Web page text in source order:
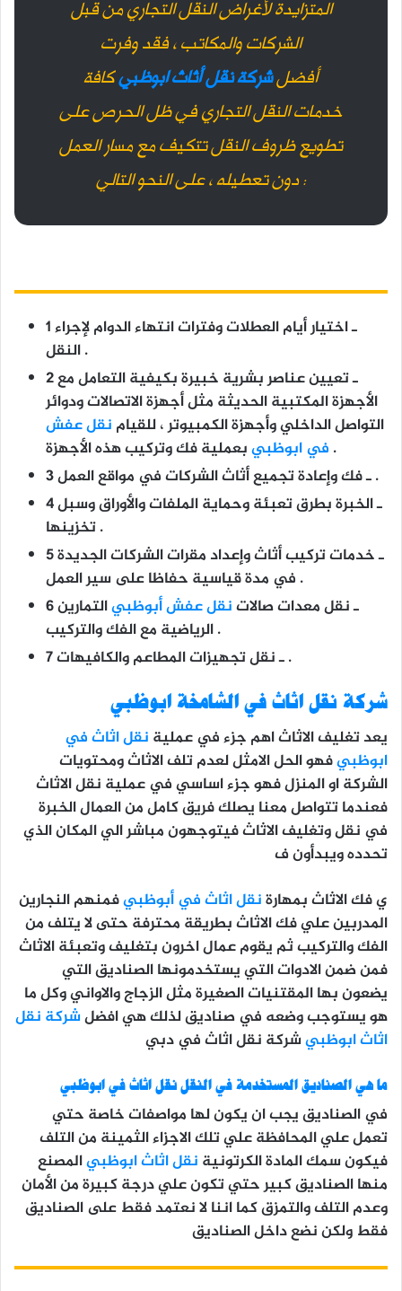
المتزايدة لأغراض النقل التجاري من قبل
الشركات والمكاتب ، فقد وفرت
أفضلشركة نقل أثاث ابوظبيكافة
خدمات النقل التجاري في ظل الحرص على
تطويع ظروف النقل تتكيف مع مسار العمل
دون تعطيله ، على النحو التالي :
1 ـ اختيار أيام العطلات وفترات انتهاء الدوام لإجراء
النقل .
2 ـ تعيين عناصر بشرية خبيرة بكيفية التعامل مع
الأجهزة المكتبية الحديثة مثل أجهزة الاتصالات ودوائر
التواصل الداخلي وأجهزة الكمبيوتر ، للقيام نقل عفش
في ابوظبي بعملية فك وتركيب هذه الأجهزة .
3 ـ فك وإعادة تجميع أثاث الشركات في مواقع العمل .
4 ـ الخبرة بطرق تعبئة وحماية الملفات والأوراق وسبل
تخزينها .
5 ـ خدمات تركيب أثاث وإعداد مقرات الشركات الجديدة
في مدة قياسية حفاظا على سير العمل .
6 ـ نقل معدات صالاتنقل عفش أبوظبيالتمارين
الرياضية مع الفك والتركيب .
7 ـ نقل تجهيزات المطاعم والكافيهات .
شركة نقل اثاث في الشامخة ابوظبي
يعد تغليف الاثاث اهم جزء في عملية نقل اثاث في
ابوظبيفهو الحل الامثل لعدم تلف الاثاث ومحتويات
الشركة او المنزل فهو جزء اساسي في عملية نقل الاثاث
فعندما تتواصل معنا يصلك فريق كامل من العمال الخبرة
في نقل وتغليف الاثاث فيتوجهون مباشر الي المكان الذي
تحدده ويبدأون ف
ي فك الاثاث بمهارةنقل اثاث في أبوظبيفمنهم النجارين
المدربين علي فك الاثاث بطريقة محترفة حتى لا يتلف من
الفك والتركيب ثم يقوم عمال اخرون بتغليف وتعبئة الاثاث
فمن ضمن الادوات التي يستخدمونها الصناديق التي
يضعون بها المقتنيات الصغيرة مثل الزجاج والاواني وكل ما
هو يستوجب وضعه في صناديق لذلك هي افضلشركة نقل
اثاث ابوظبيشركة نقل اثاث في دبي
ما هي الصناديق المستخدمة في النقل نقل اثاث في ابوظبي
في الصناديق يجب ان يكون لها مواصفات خاصة حتي
تعمل علي المحافظة علي تلك الاجزاء الثمينة من التلف
فيكون سمك المادة الكرتونية نقل اثاث ابوظبيالمصنع
منها الصناديق كبير حتي تكون علي درجة كبيرة من الأمان
وعدم التلف والتمزق كما اننا لا نعتمد فقط على الصناديق
فقط ولكن نضع داخل الصناديق